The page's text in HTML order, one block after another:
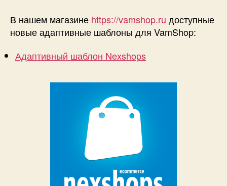
для
VamShop
В нашем магазине https://vamshop.ru доступные
новые адаптивные шаблоны для VamShop:
Адаптивный шаблон Nexshops